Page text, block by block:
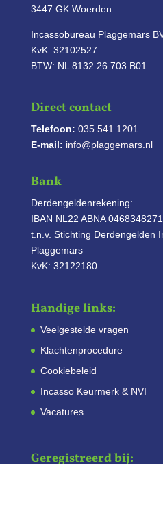
3447 GK Woerden
Incassobureau Plaggemars
KvK: 32102527
BTW: NL 8132.26.703 B01
Direct contact
Telefoon: 035 541 1201
E-mail: info@plaggemars.nl
Bank
Derdengeldenrekening:
IBAN NL22 ABNA
t.n.v. Stichting Derdengelden
Plaggemars
KvK: 32122180
Handige links:
Veelgestelde vragen
Klachtenprocedure
Cookiebeleid
Incasso Keurmerk & NVI
Vacatures
Geregistreerd bij: